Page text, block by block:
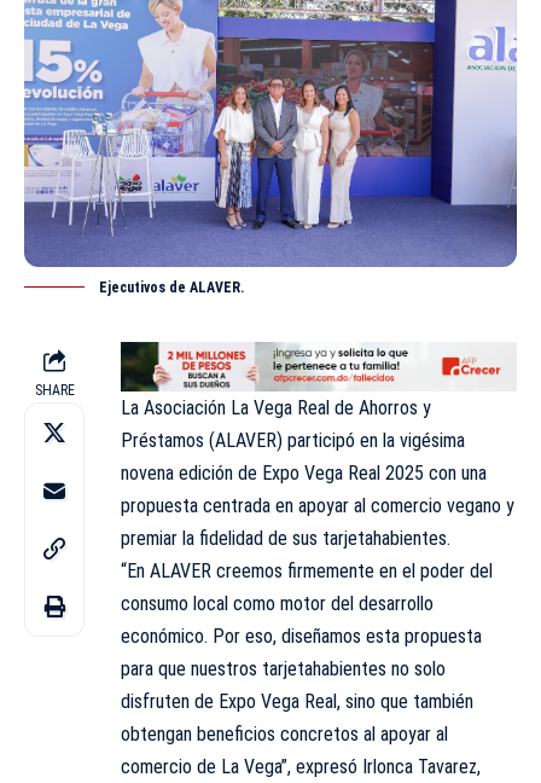
Ejecutivos de ALAVER.
SHARE
La Asociación La Vega Real de Ahorros y
Préstamos (ALAVER) participó en la vigésima
novena edición de Expo Vega Real 2025 con una
propuesta centrada en apoyar al comercio vegano y
premiar la fidelidad de sus tarjetahabientes.
“En ALAVER creemos firmemente en el poder del
consumo local como motor del desarrollo
económico. Por eso, diseñamos esta propuesta
para que nuestros tarjetahabientes no solo
disfruten de Expo Vega Real, sino que también
obtengan beneficios concretos al apoyar al
comercio de La Vega”, expresó Irlonca Tavarez,